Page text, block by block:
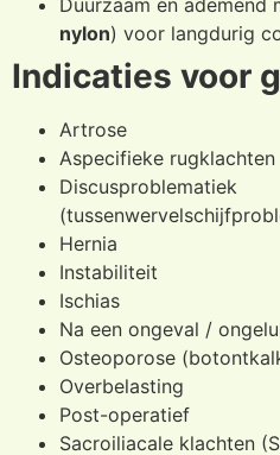
nylon) voor langdurig
Indicaties voor
Artrose
Aspecifieke rugklachten
Discusproblematiek
Hernia
Instabiliteit
Ischias
Na een ongeval /
Osteoporose
Overbelasting
Post-operatief
Sacroiliacale klachten